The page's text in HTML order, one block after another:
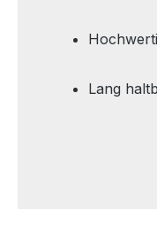
Lang